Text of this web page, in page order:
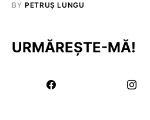
BY PETRUȘ LUNGU
URMĂREȘTE-MĂ!